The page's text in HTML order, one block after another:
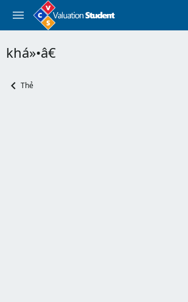
khá»•â€
Thẻ